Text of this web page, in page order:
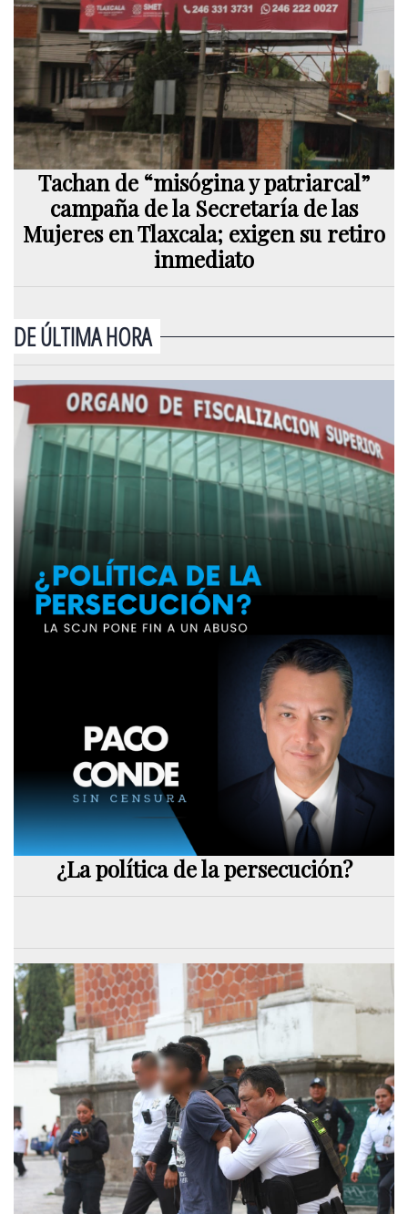
Tachan de “misógina y patriarcal”
campaña de la Secretaría de las
Mujeres en Tlaxcala; exigen su retiro
inmediato
DE ÚLTIMA HORA
¿La política de la persecución?